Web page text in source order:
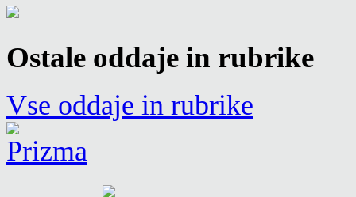
Ostale oddaje in rubrike
Vse oddaje in rubrike